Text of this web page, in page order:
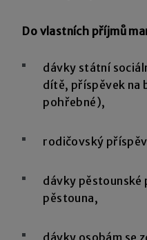
Do vlastních příjmů
dávky státní
dítě, příspěvek na
pohřebné),
rodičovský
dávky pěstounské
pěstouna,
dávky osobám se